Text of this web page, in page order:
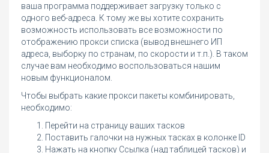
ваша программа поддерживает загрузку только с
одного веб-адреса. К тому же вы хотите сохранить
возможность использовать все возможности по
отображению прокси списка (вывод внешнего ИП
адреса, выборку по странам, по скорости и т.п.). В таком
случае вам необходимо воспользоваться нашим
новым функционалом.
Чтобы выбрать какие прокси пакеты комбинировать,
необходимо:
Перейти на страницу ваших тасков
Поставить галочки на нужных тасках в колонке ID
Нажать на кнопку Ссылка (над таблицей тасков) и